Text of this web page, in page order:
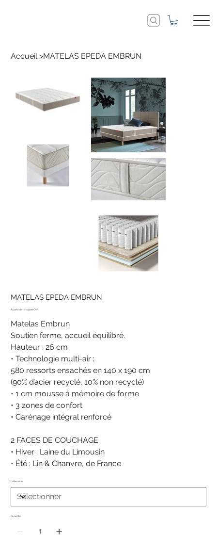
Accueil >MATELAS EPEDA EMBRUN
MATELAS EPEDA EMBRUN
À partir de Prix
1'019.00 CHF
Matelas Embrun
Soutien ferme, accueil équilibré.
Hauteur : 26 cm
• Technologie multi-air :
580 ressorts ensachés en 140 x 190 cm
(90% d’acier recyclé, 10% non recyclé)
• 1 cm mousse à mémoire de forme
• 3 zones de confort
• Carénage intégral renforcé
2 FACES DE COUCHAGE
• Hiver : Laine du Limousin
• Été : Lin & Chanvre, de France
Dimension
Quantité